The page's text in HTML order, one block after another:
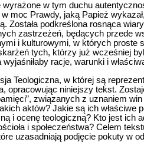
wyrażone w tym duchu
moc Prawdy, jaką Papież
Została podkreślona rosnąca
zastrzeżeń, będących przede
i kulturowymi, w których proste
tych, którzy już wcześniej
racje, warunki i
Teologiczna, w której są
opracowując niniejszy tekst.
związanych z uznaniem
aktów? Jakie są ich
i ocenę teologiczną? Kto jest
i społeczeństwa? Celem
uzasadniają podjęcie pokuty w